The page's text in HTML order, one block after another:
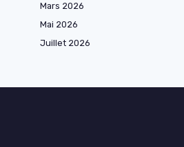
Mars 2026
Mai 2026
Juillet 2026